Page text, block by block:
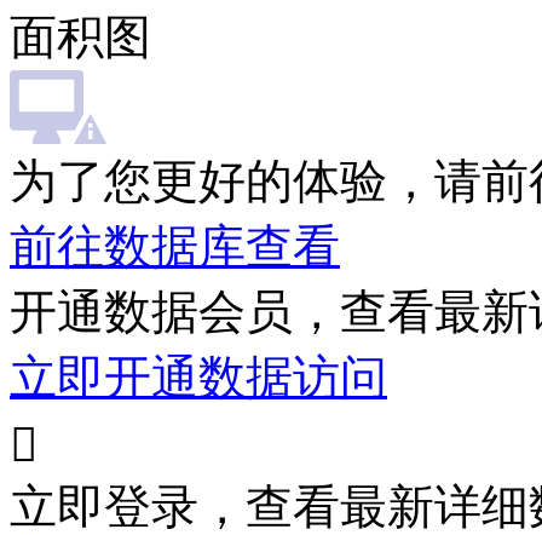
面积图
为了您更好的体验，请
前往数据库查看
开通数据会员，查看最
立即开通数据访问

立即登录，查看最新详细